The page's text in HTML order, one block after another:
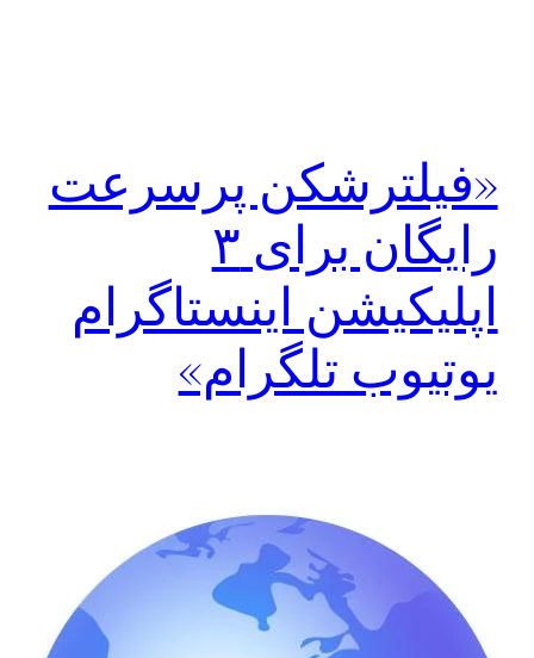
«فیلترشکن پرسرعت
رایگان برای ۳
اپلیکیشن اینستاگرام
یوتیوب تلگرام»